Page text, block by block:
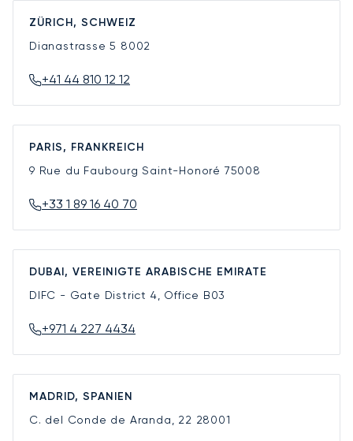
ZÜRICH, SCHWEIZ
Dianastrasse 5 8002
+41 44 810 12 12
PARIS, FRANKREICH
9 Rue du Faubourg Saint-Honoré 75008
+33 1 89 16 40 70
DUBAI, VEREINIGTE ARABISCHE EMIRATE
DIFC - Gate District 4, Office B03
+971 4 227 4434
MADRID, SPANIEN
C. del Conde de Aranda, 22 28001